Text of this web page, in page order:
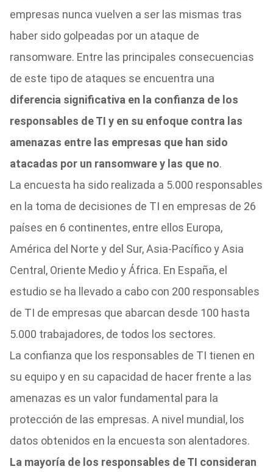
empresas nunca vuelven a ser las mismas tras
haber sido golpeadas por un ataque de
ransomware. Entre las principales consecuencias
de este tipo de ataques se encuentra una
diferencia significativa en la confianza de los
responsables de TI y en su enfoque contra las
amenazas entre las empresas que han sido
atacadas por un ransomware y las que no.
La encuesta ha sido realizada a 5.000 responsables
en la toma de decisiones de TI en empresas de 26
países en 6 continentes, entre ellos Europa,
América del Norte y del Sur, Asia-Pacífico y Asia
Central, Oriente Medio y África. En España, el
estudio se ha llevado a cabo con 200 responsables
de TI de empresas que abarcan desde 100 hasta
5.000 trabajadores, de todos los sectores.
La confianza que los responsables de TI tienen en
su equipo y en su capacidad de hacer frente a las
amenazas es un valor fundamental para la
protección de las empresas. A nivel mundial, los
datos obtenidos en la encuesta son alentadores.
La mayoría de los responsables de TI consideran